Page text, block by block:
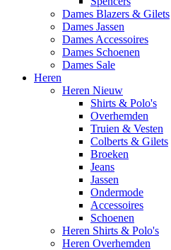
Dames Blazers & Gilets
Dames Jassen
Dames Accessoires
Dames Schoenen
Dames Sale
Heren
Heren Nieuw
Shirts & Polo's
Overhemden
Truien & Vesten
Colberts & Gilets
Broeken
Jeans
Jassen
Ondermode
Accessoires
Schoenen
Heren Shirts & Polo's
Heren Overhemden